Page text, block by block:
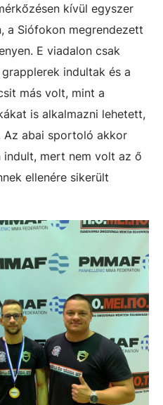
kívül egyszer
a Siófokon megrendezett
E viadalon csak
indultak és a
más volt, mint a
is alkalmazni lehetett,
abai sportoló akkor
mert nem volt az ő
ellenére sikerült